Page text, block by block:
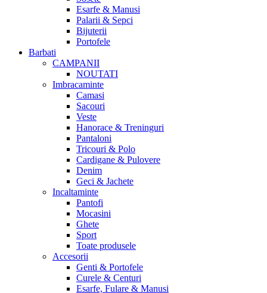
Esarfe & Manusi
Palarii & Sepci
Bijuterii
Portofele
Barbati
CAMPANII
NOUTATI
Imbracaminte
Camasi
Sacouri
Veste
Hanorace & Treninguri
Pantaloni
Tricouri & Polo
Cardigane & Pulovere
Denim
Geci & Jachete
Incaltaminte
Pantofi
Mocasini
Ghete
Sport
Toate produsele
Accesorii
Genti & Portofele
Curele & Centuri
Esarfe, Fulare & Manusi